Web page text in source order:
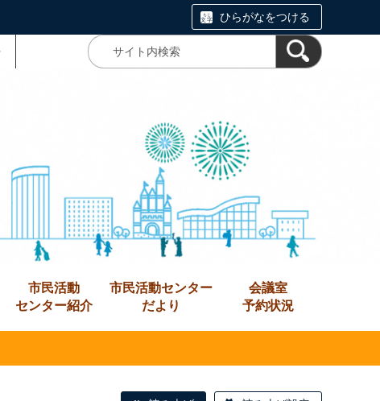
ひらがなをつける
市民活動
センター紹介
市民活動センター
だより
会議室
予約状況